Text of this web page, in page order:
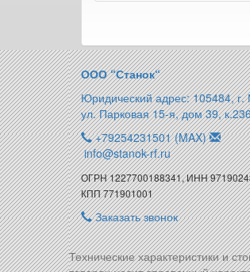
ООО “Станок“
Юридический адрес: 105484, г.
ул. Парковая 15-я, дом 39,
+79254231501 (MAX)
info@stanok-rf.ru
ОГРН 1227700188341, ИНН
КПП 771901001
Заказать звонок
Технические характеристики и